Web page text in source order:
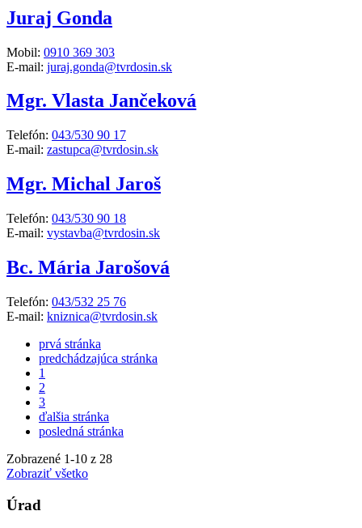
Juraj Gonda
Mobil: 0910 369 303
E-mail: juraj.gonda@tvrdosin.sk
Mgr. Vlasta Jančeková
Telefón: 043/530 90 17
E-mail: zastupca@tvrdosin.sk
Mgr. Michal Jaroš
Telefón: 043/530 90 18
E-mail: vystavba@tvrdosin.sk
Bc. Mária Jarošová
Telefón: 043/532 25 76
E-mail: kniznica@tvrdosin.sk
prvá stránka
predchádzajúca stránka
1
2
3
ďalšia stránka
posledná stránka
Zobrazené 1-10 z 28
Zobraziť všetko
Úrad